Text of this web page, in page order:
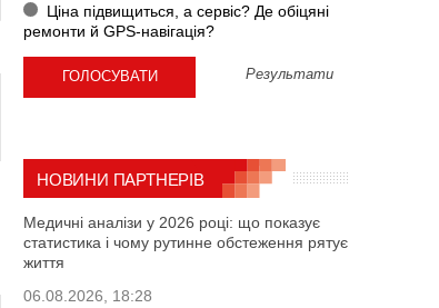
Ціна підвищиться, а сервіс? Де обіцяні
ремонти й GPS-навігація?
Результати
НОВИНИ ПАРТНЕРІВ
Медичні аналізи у 2026 році: що показує
статистика і чому рутинне обстеження рятує
життя
06.08.2026, 18:28